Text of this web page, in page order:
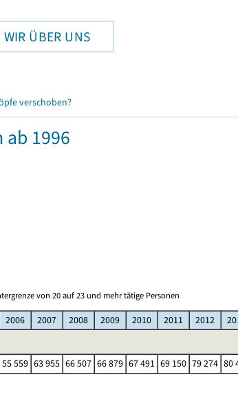
WIR ÜBER UNS
verschoben?
1996
von 20 auf 23 und mehr tätige Personen
2006 2007 2008 2009 2010 2011 2012
55 559 63 955 66 507 66 879 67 491 69 150 79 274 80